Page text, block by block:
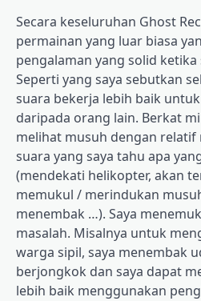
Secara keseluruhan Ghost
permainan yang luar biasa
pengalaman yang solid
Seperti yang saya sebutkan
suara bekerja lebih baik
daripada orang lain. Berkat
melihat musuh dengan
suara yang saya tahu apa
(mendekati helikopter, akan
memukul / merindukan
menembak …). Saya
masalah. Misalnya untuk
warga sipil, saya menembak
berjongkok dan saya dapat
lebih baik menggunakan